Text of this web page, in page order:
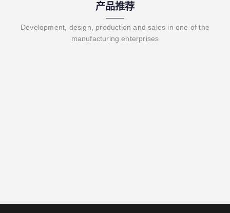
产品推荐
Development, design, production and sales in one of the
manufacturing enterprises